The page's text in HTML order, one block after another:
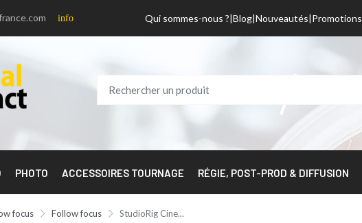
info Qui sommes-nous ? Blog Nouveautés Promotions
PHOTO ACCESSOIRES TOURNAGE RÉGIE, POST-PROD & DIFFUSION
focus Follow focus StudioRig Cine...